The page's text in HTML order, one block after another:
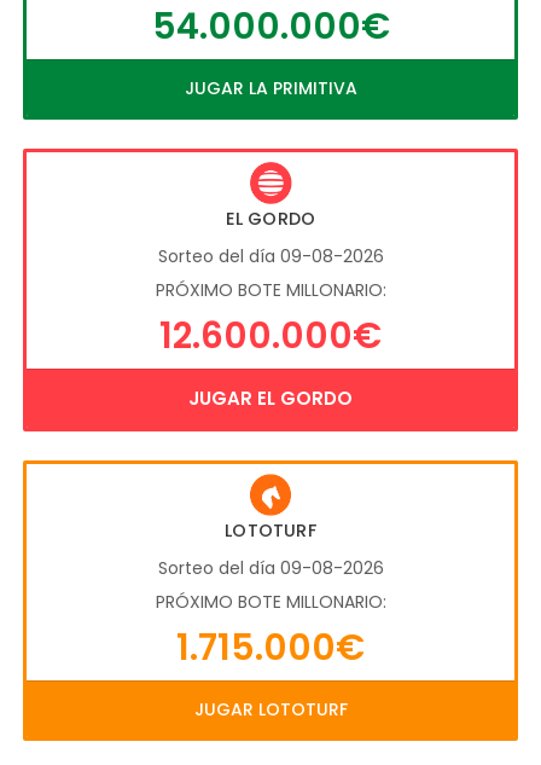
54.000.000€
JUGAR LA PRIMITIVA
EL GORDO
Sorteo del día 09-08-2026
PRÓXIMO BOTE MILLONARIO:
12.600.000€
JUGAR EL GORDO
LOTOTURF
Sorteo del día 09-08-2026
PRÓXIMO BOTE MILLONARIO:
1.715.000€
JUGAR LOTOTURF